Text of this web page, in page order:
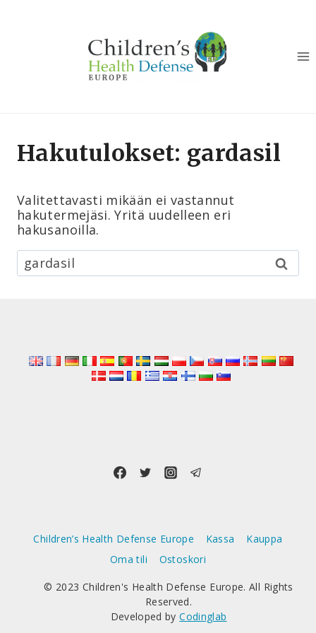
Hakutulokset: gardasil
Valitettavasti mikään ei vastannut
hakutermejäsi. Yritä uudelleen eri
hakusanoilla.
Haku:
Children’s Health Defense Europe Kassa
Kauppa
Oma tili
Ostoskori
© 2023 Children's Health Defense Europe. All Rights
Reserved.
Developed byCodinglab